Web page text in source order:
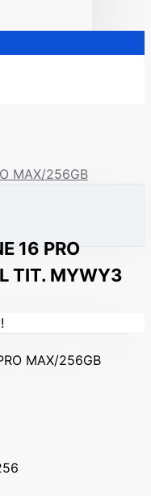
MAX/256GB
16 PRO
TIT. MYWY3